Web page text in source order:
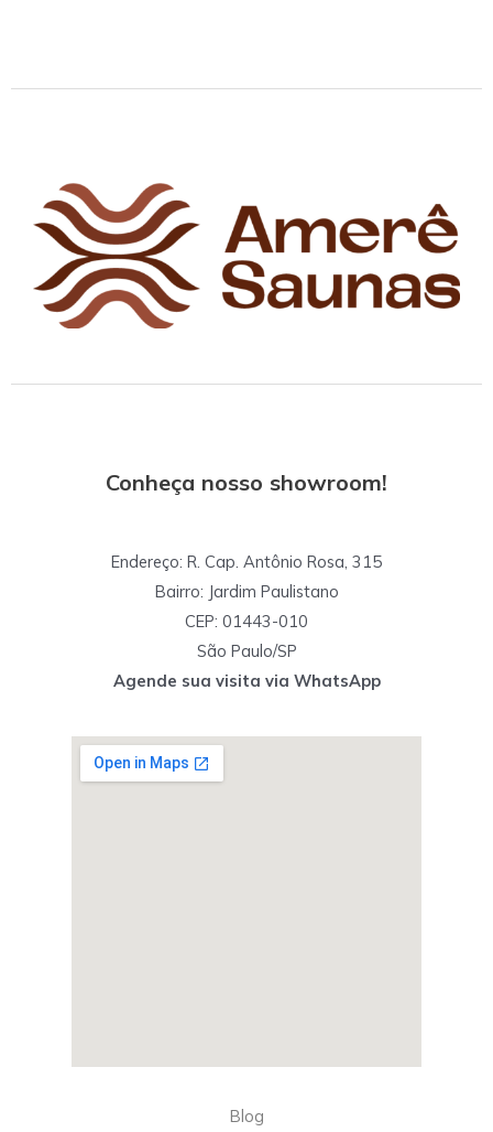
Conheça nosso showroom!
Endereço: R. Cap. Antônio Rosa, 315
Bairro: Jardim Paulistano
CEP: 01443-010
São Paulo/SP
Agende sua visita via WhatsApp
Blog